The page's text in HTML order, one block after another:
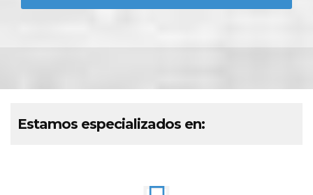
Estamos especializados en: